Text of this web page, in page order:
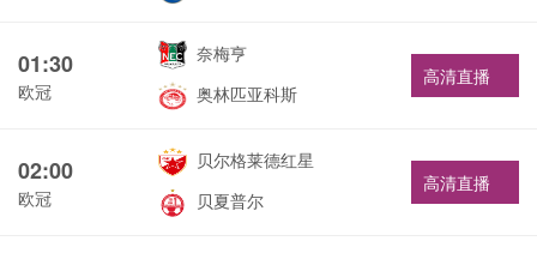
01:30
欧冠
奈梅亨
奥林匹亚科斯
高清直播
02:00
欧冠
贝尔格莱德红星
贝夏普尔
高清直播